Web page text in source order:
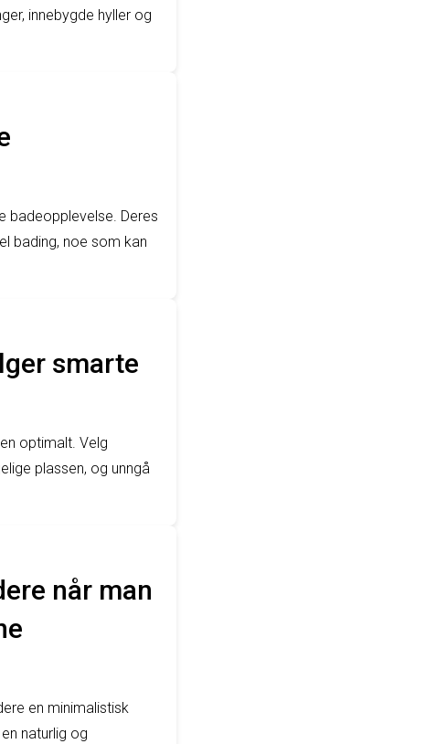
innebygde hyller og
badeopplevelse. Deres
bading, noe som kan
smarte
optimalt. Velg
plassen, og unngå
når man
en minimalistisk
naturlig og